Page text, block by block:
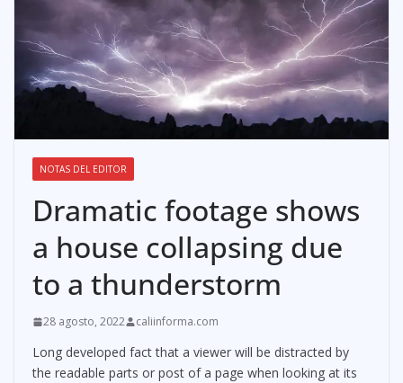
NOTAS DEL EDITOR
Dramatic footage shows
a house collapsing due
to a thunderstorm
28 agosto, 2022 caliinforma.com
Long developed fact that a viewer will be distracted by
the readable parts or post of a page when looking at its